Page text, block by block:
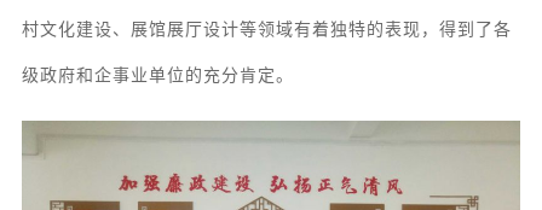
村文化建设、展馆展厅设计等领域有着独特的表现，得到了各
级政府和企事业单位的充分肯定。